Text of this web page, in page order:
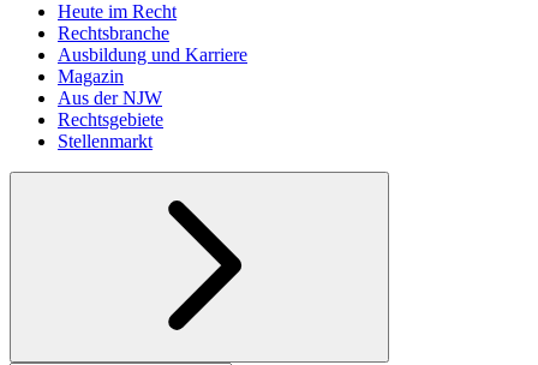
Heute im Recht
Rechtsbranche
Ausbildung und Karriere
Magazin
Aus der NJW
Rechtsgebiete
Stellenmarkt